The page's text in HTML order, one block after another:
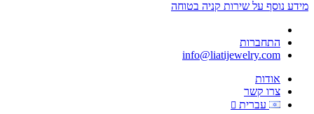
מידע נוסף על שירות קניה בטוחה
התחברות
info@liatijewelry.com
אודות
צרו קשר
עברית